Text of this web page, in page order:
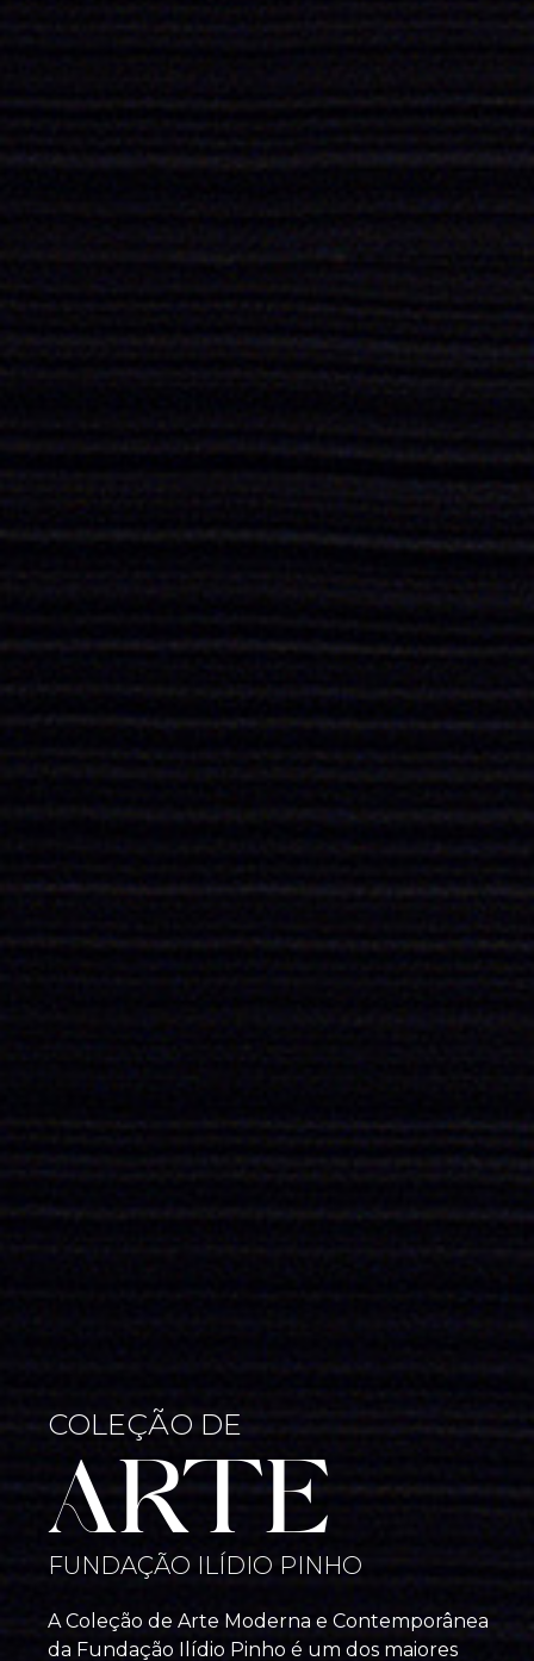
COLEÇÃO DE
ARTE
FUNDAÇÃO ILÍDIO PINHO
A Coleção de Arte Moderna e Contemporânea
da Fundação Ilídio Pinho é um dos maiores